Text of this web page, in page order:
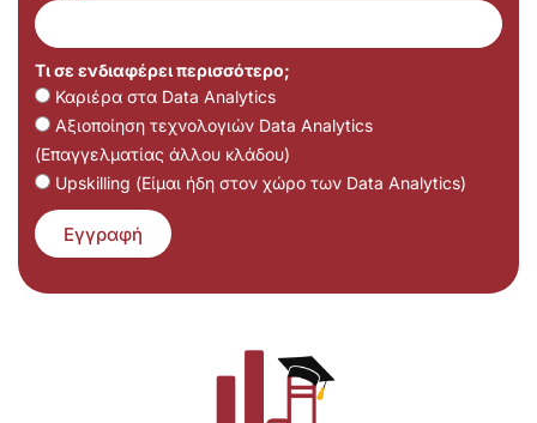
Τι σε ενδιαφέρει περισσότερο;
Καριέρα στα Data Analytics
Αξιοποίηση τεχνολογιών Data Analytics
(Επαγγελματίας άλλου κλάδου)
Upskilling (Είμαι ήδη στον χώρο των Data Analytics)
Εγγραφή